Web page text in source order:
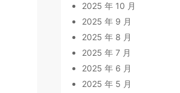
2025 年 10 月
2025 年 9 月
2025 年 8 月
2025 年 7 月
2025 年 6 月
2025 年 5 月